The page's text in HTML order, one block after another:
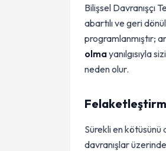
Bilişsel Davranışçı
abartılı ve geri
programlanmıştır;
olmayanılgısıyla
neden olur.
Sürekli en
davranışlar